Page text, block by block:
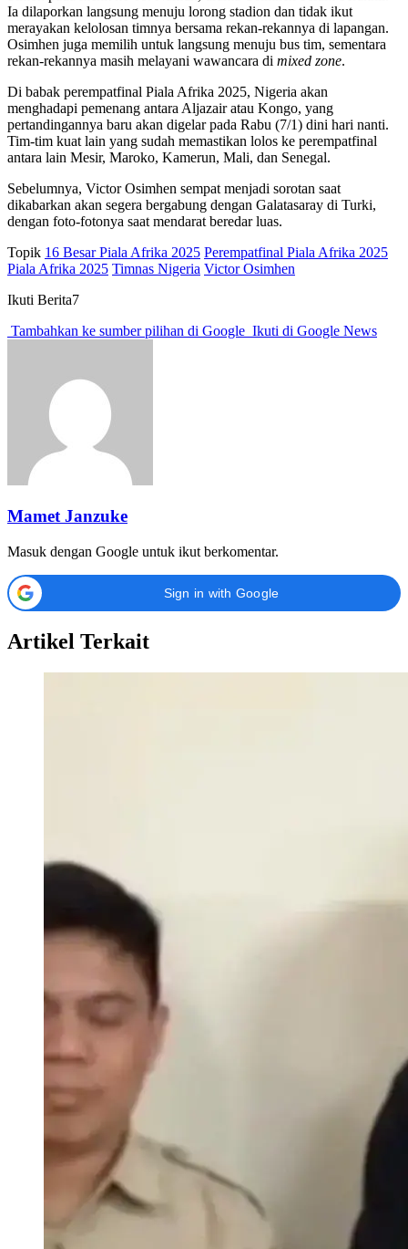
Ia dilaporkan langsung menuju lorong stadion dan tidak ikut
merayakan kelolosan timnya bersama rekan-rekannya di lapangan.
Osimhen juga memilih untuk langsung menuju bus tim, sementara
rekan-rekannya masih melayani wawancara di mixed zone.
Di babak perempatfinal Piala Afrika 2025, Nigeria akan
menghadapi pemenang antara Aljazair atau Kongo, yang
pertandingannya baru akan digelar pada Rabu (7/1) dini hari nanti.
Tim-tim kuat lain yang sudah memastikan lolos ke perempatfinal
antara lain Mesir, Maroko, Kamerun, Mali, dan Senegal.
Sebelumnya, Victor Osimhen sempat menjadi sorotan saat
dikabarkan akan segera bergabung dengan Galatasaray di Turki,
dengan foto-fotonya saat mendarat beredar luas.
Topik 16 Besar Piala Afrika 2025 Perempatfinal Piala Afrika 2025
Piala Afrika 2025 Timnas Nigeria Victor Osimhen
Ikuti Berita7
Tambahkan ke sumber pilihan di Google Ikuti di Google News
Mamet Janzuke
Masuk dengan Google untuk ikut berkomentar.
Sign in with Google
Artikel Terkait